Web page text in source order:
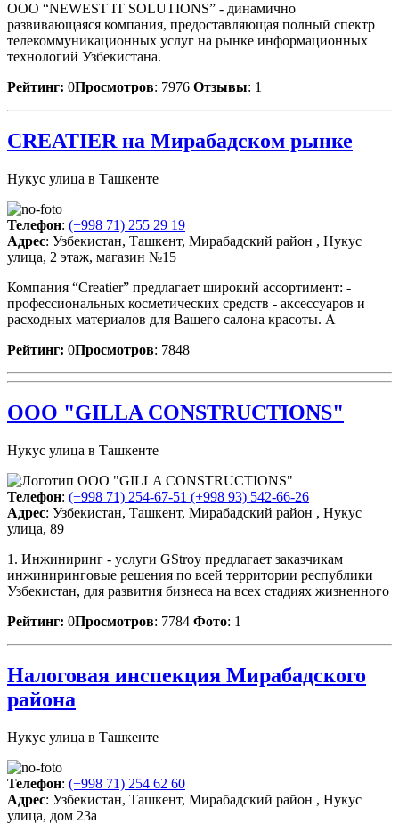
ООО “NEWEST IT SOLUTIONS” - динамично
развивающаяся компания, предоставляющая полный спектр
телекоммуникационных услуг на рынке информационных
технологий Узбекистана.
Рейтинг: 0Просмотров: 7976 Отзывы: 1
CREATIER на Мирабадском рынке
Нукус улица в Ташкенте
Телефон: (+998 71) 255 29 19
Адрес: Узбекистан, Ташкент, Мирабадский район , Нукус
улица, 2 этаж, магазин №15
Компания “Creatier” предлагает широкий ассортимент: -
профессиональных косметических средств - аксессуаров и
расходных материалов для Вашего салона красоты. А
Рейтинг: 0Просмотров: 7848
OOO "GILLA CONSTRUCTIONS"
Нукус улица в Ташкенте
Телефон: (+998 71) 254-67-51 (+998 93) 542-66-26
Адрес: Узбекистан, Ташкент, Мирабадский район , Нукус
улица, 89
1. Инжиниринг - услуги GStroy предлагает заказчикам
инжиниринговые решения по всей территории республики
Узбекистан, для развития бизнеса на всех стадиях жизненного
Рейтинг: 0Просмотров: 7784 Фото: 1
Налоговая инспекция Мирабадского
района
Нукус улица в Ташкенте
Телефон: (+998 71) 254 62 60
Адрес: Узбекистан, Ташкент, Мирабадский район , Нукус
улица, дом 23а